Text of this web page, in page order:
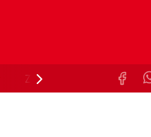
Zuzahlungsbefreiung